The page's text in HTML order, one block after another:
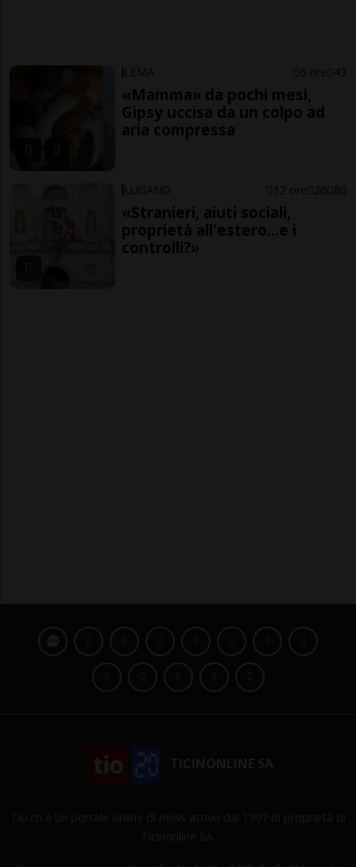
LEMA 6 ore 43
«Mamma» da pochi mesi,
Gipsy uccisa da un colpo ad
aria compressa
LUGANO 12 ore 26 80
«Stranieri, aiuti sociali,
proprietà all'estero...e i
controlli?»